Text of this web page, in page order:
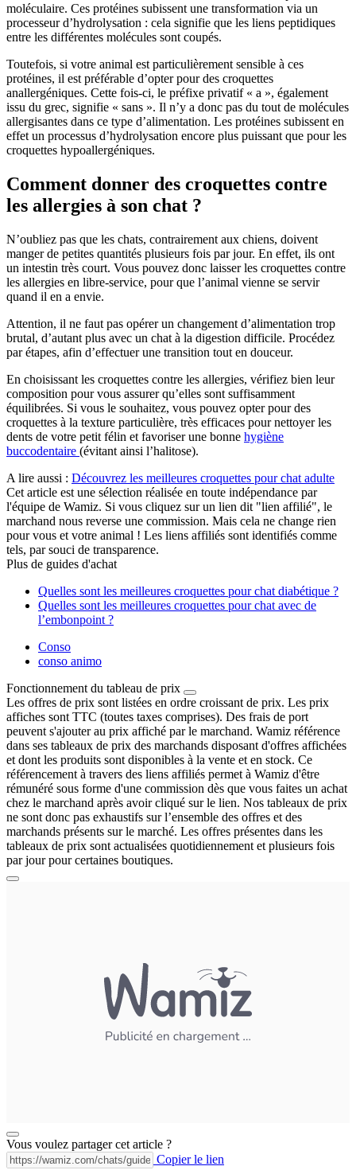
moléculaire. Ces protéines subissent une transformation via un
processeur d’hydrolysation : cela signifie que les liens peptidiques
entre les différentes molécules sont coupés.
Toutefois, si votre animal est particulièrement sensible à ces
protéines, il est préférable d’opter pour des croquettes
anallergéniques. Cette fois-ci, le préfixe privatif « a », également
issu du grec, signifie « sans ». Il n’y a donc pas du tout de molécules
allergisantes dans ce type d’alimentation. Les protéines subissent en
effet un processus d’hydrolysation encore plus puissant que pour les
croquettes hypoallergéniques.
Comment donner des croquettes contre
les allergies à son chat ?
N’oubliez pas que les chats, contrairement aux chiens, doivent
manger de petites quantités plusieurs fois par jour. En effet, ils ont
un intestin très court. Vous pouvez donc laisser les croquettes contre
les allergies en libre-service, pour que l’animal vienne se servir
quand il en a envie.
Attention, il ne faut pas opérer un changement d’alimentation trop
brutal, d’autant plus avec un chat à la digestion difficile. Procédez
par étapes, afin d’effectuer une transition tout en douceur.
En choisissant les croquettes contre les allergies, vérifiez bien leur
composition pour vous assurer qu’elles sont suffisamment
équilibrées. Si vous le souhaitez, vous pouvez opter pour des
croquettes à la texture particulière, très efficaces pour nettoyer les
dents de votre petit félin et favoriser une bonne hygiène
buccodentaire (évitant ainsi l’halitose).
A lire aussi : Découvrez les meilleures croquettes pour chat adulte
Cet article est une sélection réalisée en toute indépendance par
l'équipe de Wamiz. Si vous cliquez sur un lien dit "lien affilié", le
marchand nous reverse une commission. Mais cela ne change rien
pour vous et votre animal ! Les liens affiliés sont identifiés comme
tels, par souci de transparence.
Plus de guides d'achat
Quelles sont les meilleures croquettes pour chat diabétique ?
Quelles sont les meilleures croquettes pour chat avec de
l’embonpoint ?
Conso
conso animo
Fonctionnement du tableau de prix
Les offres de prix sont listées en ordre croissant de prix. Les prix
affiches sont TTC (toutes taxes comprises). Des frais de port
peuvent s'ajouter au prix affiché par le marchand. Wamiz référence
dans ses tableaux de prix des marchands disposant d'offres affichées
et dont les produits sont disponibles à la vente et en stock. Ce
référencement à travers des liens affiliés permet à Wamiz d'être
rémunéré sous forme d'une commission dès que vous faites un achat
chez le marchand après avoir cliqué sur le lien. Nos tableaux de prix
ne sont donc pas exhaustifs sur l’ensemble des offres et des
marchands présents sur le marché. Les offres présentes dans les
tableaux de prix sont actualisées quotidiennement et plusieurs fois
par jour pour certaines boutiques.
Vous voulez partager cet article ?
Copier le lien